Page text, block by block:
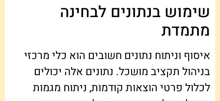
שימוש בנתונים לבחינה
מתמדת
איסוף וניתוח נתונים חשובים הוא כלי מרכזי
בניהול תקציב מושכל. נתונים אלה יכולים
לכלול פרטי הוצאות קודמות, ניתוח מגמות